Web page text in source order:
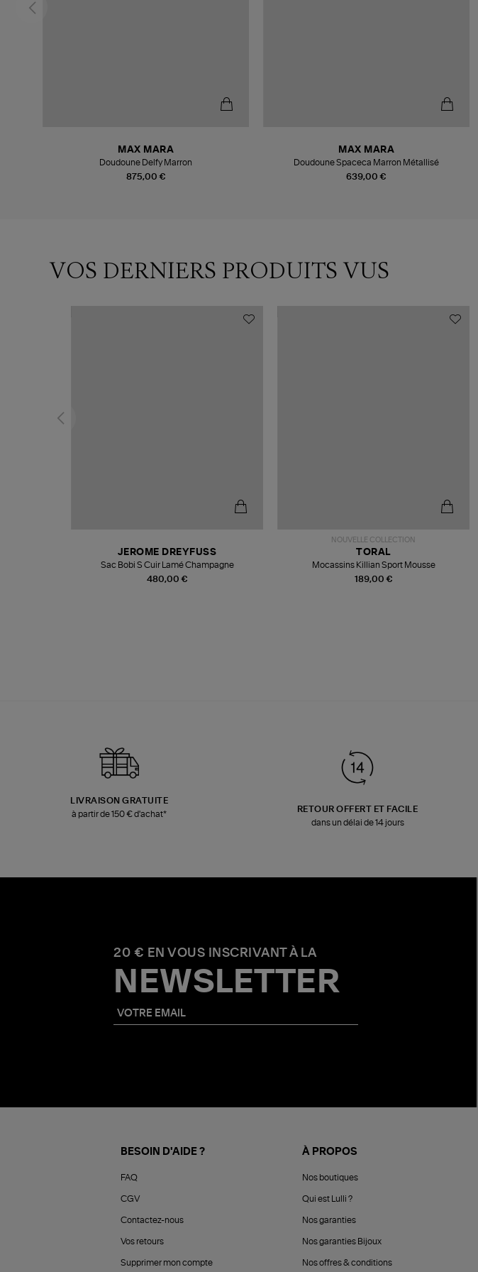
875,00 €
MAX MARA
Doudoune Delfy Marron
639,00 €
MAX MARA
Doudoune Spaceca Marron Métallisé
VOS DERNIERS PRODUITS VUS
480,00 €
JEROME DREYFUSS
Sac Bobi S Cuir Lamé Champagne
NOUVELLE COLLECTION
189,00 €
TORAL
Mocassins Killian Sport Mousse
LIVRAISON GRATUITE
à partir de 150 € d'achat*
RETOUR OFFERT ET FACILE
dans un délai de 14 jours
20 € EN VOUS INSCRIVANT À LA
NEWSLETTER
BESOIN D'AIDE ?
FAQ
CGV
Contactez-nous
Vos retours
Supprimer mon compte
À PROPOS
Nos boutiques
Qui est Lulli ?
Nos garanties
Nos garanties Bijoux
Nos offres & conditions